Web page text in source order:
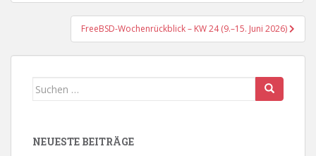
FreeBSD-Wochenrückblick – KW 24 (9.–15. Juni 2026)
Suchen
NEUESTE BEITRÄGE